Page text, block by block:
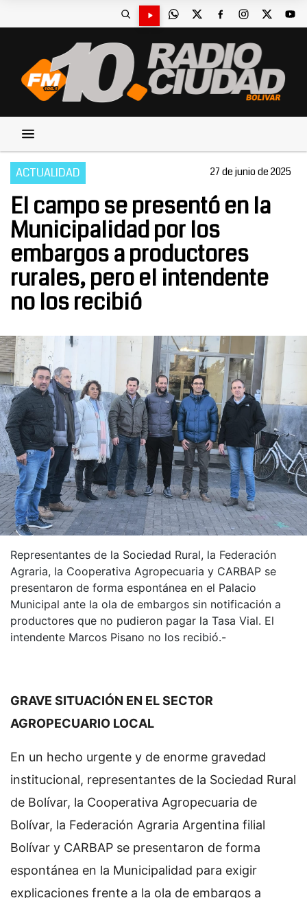
ACTUALIDAD 27 de junio de 2025
El campo se presentó en la
Municipalidad por los
embargos a productores
rurales, pero el intendente
no los recibió
Representantes de la Sociedad Rural, la Federación
Agraria, la Cooperativa Agropecuaria y CARBAP se
presentaron de forma espontánea en el Palacio
Municipal ante la ola de embargos sin notificación a
productores que no pudieron pagar la Tasa Vial. El
intendente Marcos Pisano no los recibió.-
GRAVE SITUACIÓN EN EL SECTOR
AGROPECUARIO LOCAL
En un hecho urgente y de enorme gravedad
institucional, representantes de la Sociedad Rural
de Bolívar, la Cooperativa Agropecuaria de
Bolívar, la Federación Agraria Argentina filial
Bolívar y CARBAP se presentaron de forma
espontánea en la Municipalidad para exigir
explicaciones frente a la ola de embargos a